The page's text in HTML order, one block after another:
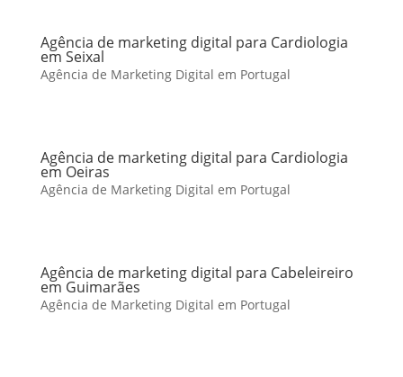
Agência de marketing digital para Cardiologia
em Seixal
Agência de Marketing Digital em Portugal
Agência de marketing digital para Cardiologia
em Oeiras
Agência de Marketing Digital em Portugal
Agência de marketing digital para Cabeleireiro
em Guimarães
Agência de Marketing Digital em Portugal